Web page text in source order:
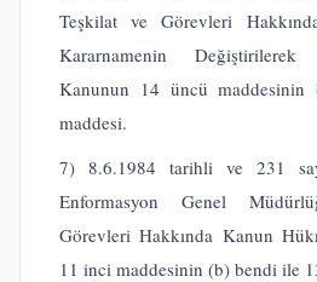
Teşkilat ve Görevleri
Kararnamenin
Kanunun 14 üncü
maddesi.
7) 8.6.1984 tarihli ve 231
Enformasyon Genel
Görevleri Hakkında Kanun
11 inci maddesinin (b) bendi ile